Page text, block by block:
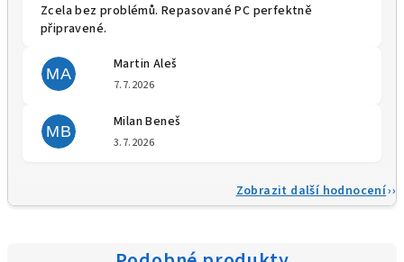
Zcela bez problémů. Repasované PC perfektně
připravené.
MA
Martin Aleš
7.7.2026
MB
Milan Beneš
3.7.2026
Zobrazit další hodnocení